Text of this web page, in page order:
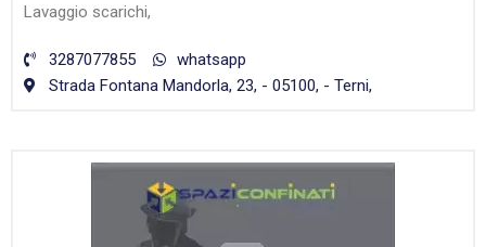
Lavaggio scarichi,
3287077855
whatsapp
Strada Fontana Mandorla, 23, - 05100, - Terni,